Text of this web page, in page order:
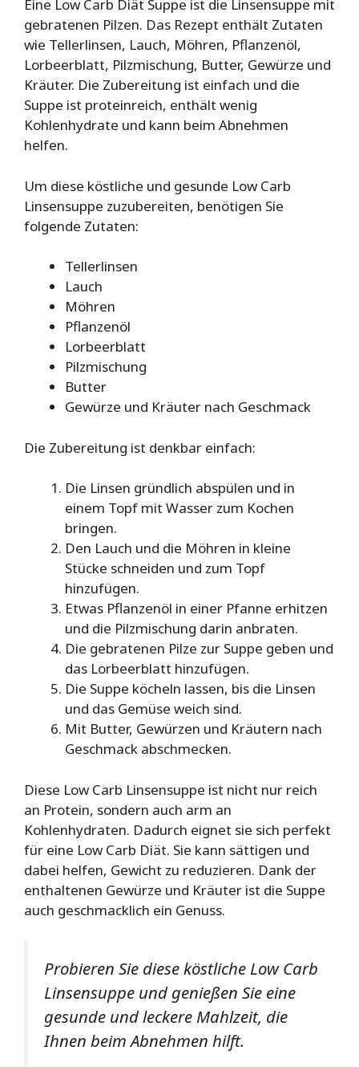
Eine Low Carb Diät Suppe ist die Linsensuppe mit
gebratenen Pilzen. Das Rezept enthält Zutaten
wie Tellerlinsen, Lauch, Möhren, Pflanzenöl,
Lorbeerblatt, Pilzmischung, Butter, Gewürze und
Kräuter. Die Zubereitung ist einfach und die
Suppe ist proteinreich, enthält wenig
Kohlenhydrate und kann beim Abnehmen
helfen.
Um diese köstliche und gesunde Low Carb
Linsensuppe zuzubereiten, benötigen Sie
folgende Zutaten:
Tellerlinsen
Lauch
Möhren
Pflanzenöl
Lorbeerblatt
Pilzmischung
Butter
Gewürze und Kräuter nach Geschmack
Die Zubereitung ist denkbar einfach:
Die Linsen gründlich abspülen und in
einem Topf mit Wasser zum Kochen
bringen.
Den Lauch und die Möhren in kleine
Stücke schneiden und zum Topf
hinzufügen.
Etwas Pflanzenöl in einer Pfanne erhitzen
und die Pilzmischung darin anbraten.
Die gebratenen Pilze zur Suppe geben und
das Lorbeerblatt hinzufügen.
Die Suppe köcheln lassen, bis die Linsen
und das Gemüse weich sind.
Mit Butter, Gewürzen und Kräutern nach
Geschmack abschmecken.
Diese Low Carb Linsensuppe ist nicht nur reich
an Protein, sondern auch arm an
Kohlenhydraten. Dadurch eignet sie sich perfekt
für eine Low Carb Diät. Sie kann sättigen und
dabei helfen, Gewicht zu reduzieren. Dank der
enthaltenen Gewürze und Kräuter ist die Suppe
auch geschmacklich ein Genuss.
Probieren Sie diese köstliche Low Carb
Linsensuppe und genießen Sie eine
gesunde und leckere Mahlzeit, die
Ihnen beim Abnehmen hilft.